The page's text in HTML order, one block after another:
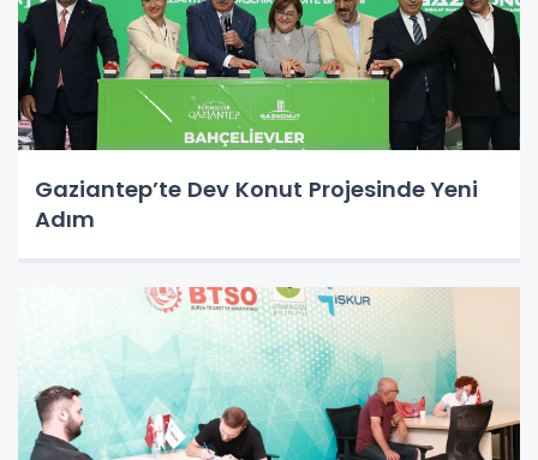
Gaziantep’te Dev Konut Projesinde Yeni
Adım